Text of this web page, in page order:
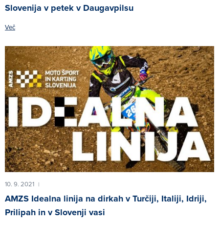
Slovenija v petek v Daugavpilsu
Več
10. 9. 2021 |
AMZS Idealna linija na dirkah v Turčiji, Italiji, Idriji,
Prilipah in v Slovenji vasi